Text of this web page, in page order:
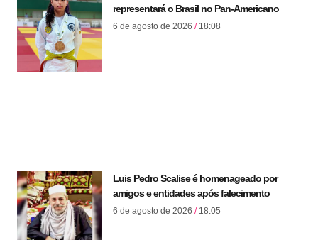
representará o Brasil no Pan-Americano
6 de agosto de 2026 18:08
Luis Pedro Scalise é homenageado por
amigos e entidades após falecimento
6 de agosto de 2026 18:05